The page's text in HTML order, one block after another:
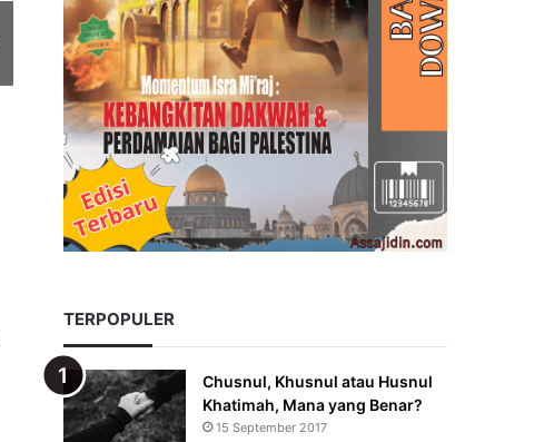
TERPOPULER
Chusnul, Khusnul atau Husnul
Khatimah, Mana yang Benar?
15 September 2017